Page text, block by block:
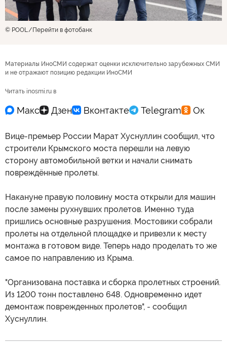
© POOL Перейти в фотобанк
Материалы ИноСМИ содержат оценки исключительно зарубежных СМИ
и не отражают позицию редакции ИноСМИ
Читать inosmi.ru в
Вице-премьер России Марат Хуснуллин сообщил, что
строители Крымского моста перешли на левую
сторону автомобильной ветки и начали снимать
повреждённые пролеты.
Накануне правую половину моста открыли для машин
после замены рухнувших пролетов. Именно туда
пришлись основные разрушения. Мостовики собрали
пролеты на отдельной площадке и привезли к месту
монтажа в готовом виде. Теперь надо проделать то же
самое по направлению из Крыма.
"Организована поставка и сборка пролетных строений.
Из 1200 тонн поставлено 648. Одновременно идет
демонтаж поврежденных пролетов", - сообщил
Хуснуллин.